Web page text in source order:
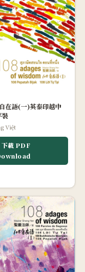
在語(一)英泰印越中
裝
Việt
載 PDF